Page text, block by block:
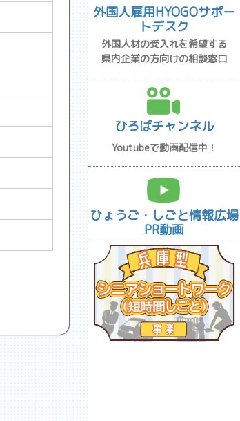
外国人雇用HYOGOサポー
トデスク
外国人材の受入れを希望する
県内企業の方向けの相談窓口
ひろばチャンネル
Youtubeで動画配信中！
ひょうご・しごと情報広場
PR動画